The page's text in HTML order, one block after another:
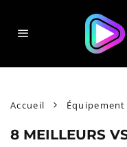
Accueil Équipement
8 MEILLEURS